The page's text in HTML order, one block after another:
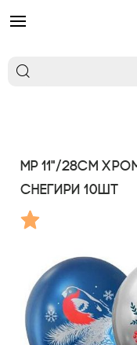
MР 11"/28см
Снегири 10шт